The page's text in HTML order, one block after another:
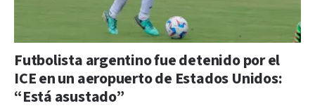
Futbolista argentino fue detenido por el
ICE en un aeropuerto de Estados Unidos:
“Está asustado”